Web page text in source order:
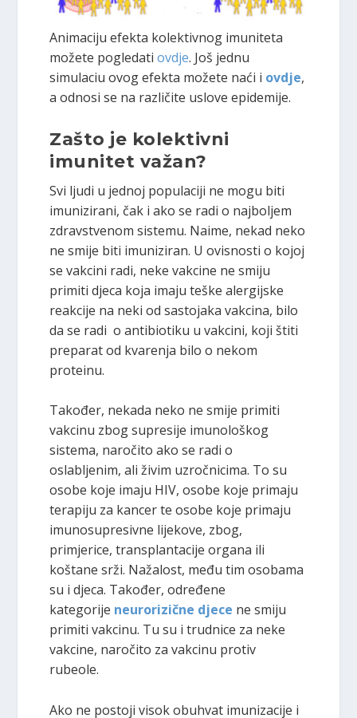
Animaciju efekta kolektivnog imuniteta
možete pogledatiovdje. Još jednu
simulaciu ovog efekta možete naći i ovdje,
a odnosi se na različite uslove epidemije.
Zašto je kolektivni
imunitet važan?
Svi ljudi u jednoj populaciji ne mogu biti
imunizirani, čak i ako se radi o najboljem
zdravstvenom sistemu. Naime, nekad neko
ne smije biti imuniziran. U ovisnosti o kojoj
se vakcini radi, neke vakcine ne smiju
primiti djeca koja imaju teške alergijske
reakcije na neki od sastojaka vakcina, bilo
da se radi o antibiotiku u vakcini, koji štiti
preparat od kvarenja bilo o nekom
proteinu.
Također, nekada neko ne smije primiti
vakcinu zbog supresije imunološkog
sistema, naročito ako se radi o
oslabljenim, ali živim uzročnicima. To su
osobe koje imaju HIV, osobe koje primaju
terapiju za kancer te osobe koje primaju
imunosupresivne lijekove, zbog,
primjerice, transplantacije organa ili
koštane srži. Nažalost, među tim osobama
su i djeca. Također, određene
kategorije neurorizične djece ne smiju
primiti vakcinu. Tu su i trudnice za neke
vakcine, naročito za vakcinu protiv
rubeole.
Ako ne postoji visok obuhvat imunizacije i